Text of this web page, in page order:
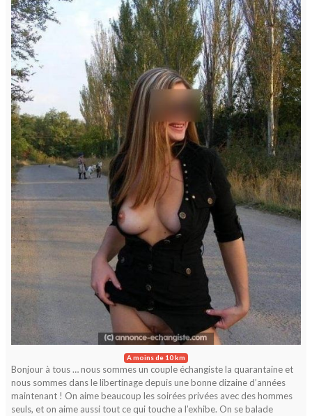
A moins de 10 km
Bonjour à tous … nous sommes un couple échangiste la quarantaine et
nous sommes dans le libertinage depuis une bonne dizaine d’années
maintenant ! On aime beaucoup les soirées privées avec des hommes
seuls, et on aime aussi tout ce qui touche a l’exhibe. On se balade